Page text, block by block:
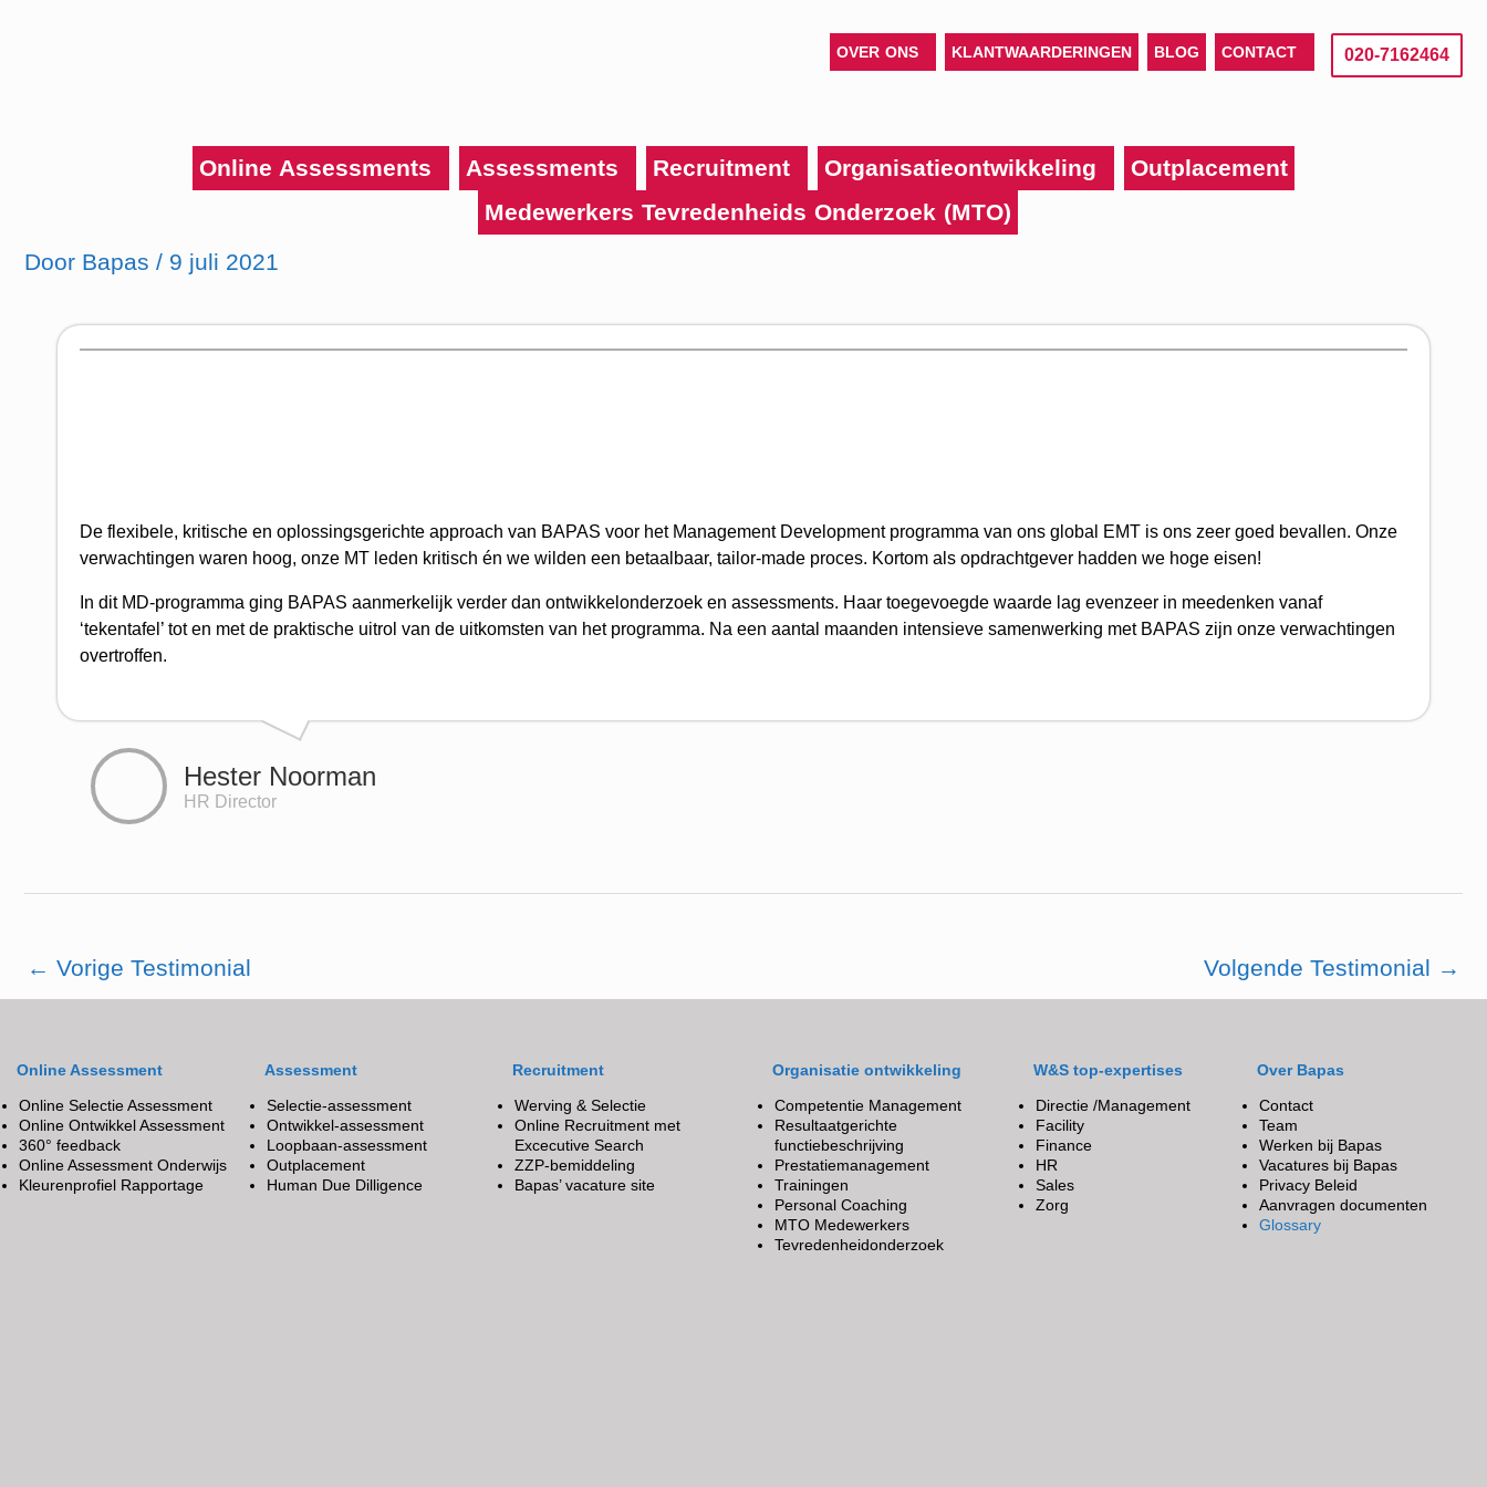
OVER ONS KLANTWAARDERINGEN BLOG CONTACT 020-7162464
Online Assessments Assessments Recruitment Organisatieontwikkeling
Outplacement
Medewerkers Tevredenheids Onderzoek (MTO)
Door Bapas / 9 juli 2021
De flexibele, kritische en oplossingsgerichte approach van BAPAS voor het Management Development programma van ons global EMT is ons zeer goed bevallen. Onze
verwachtingen waren hoog, onze MT leden kritisch én we wilden een betaalbaar, tailor-made proces. Kortom als opdrachtgever hadden we hoge eisen!
In dit MD-programma ging BAPAS aanmerkelijk verder dan ontwikkelonderzoek en assessments. Haar toegevoegde waarde lag evenzeer in meedenken vanaf
‘tekentafel’ tot en met de praktische uitrol van de uitkomsten van het programma. Na een aantal maanden intensieve samenwerking met BAPAS zijn onze verwachtingen
overtroffen.
Hester Noorman
HR Director
← Vorige Testimonial Volgende Testimonial →
Online Assessment
Online Selectie Assessment
Online Ontwikkel Assessment
360° feedback
Online Assessment Onderwijs
Kleurenprofiel Rapportage
Assessment
Selectie-assessment
Ontwikkel-assessment
Loopbaan-assessment
Outplacement
Human Due Dilligence
Recruitment
Werving & Selectie
Online Recruitment met
Excecutive Search
ZZP-bemiddeling
Bapas’ vacature site
Organisatie ontwikkeling
Competentie Management
Resultaatgerichte
functiebeschrijving
Prestatiemanagement
Trainingen
Personal Coaching
MTO Medewerkers
Tevredenheidonderzoek
W&S top-expertises
Directie /Management
Facility
Finance
HR
Sales
Zorg
Over Bapas
Contact
Team
Werken bij Bapas
Vacatures bij Bapas
Privacy Beleid
Aanvragen documenten
Glossary